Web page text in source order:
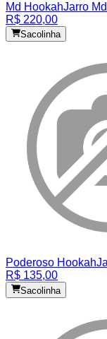
Md HookahJarro
R$ 220,00
Sacolinha
Poderoso Hookah
R$ 135,00
Sacolinha